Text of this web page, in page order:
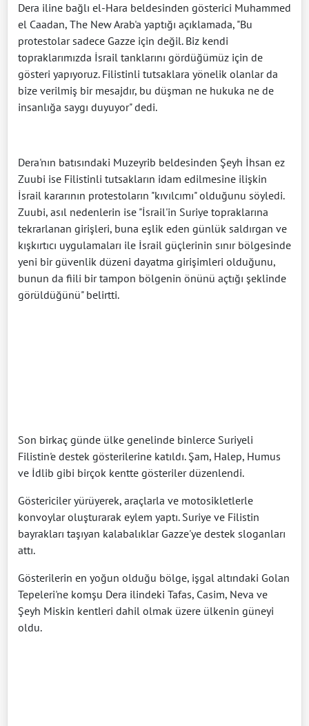
Dera iline bağlı el-Hara beldesinden gösterici Muhammed
el Caadan, The New Arab'a yaptığı açıklamada, "Bu
protestolar sadece Gazze için değil. Biz kendi
topraklarımızda İsrail tanklarını gördüğümüz için de
gösteri yapıyoruz. Filistinli tutsaklara yönelik olanlar da
bize verilmiş bir mesajdır, bu düşman ne hukuka ne de
insanlığa saygı duyuyor" dedi.
Dera'nın batısındaki Muzeyrib beldesinden Şeyh İhsan ez
Zuubi ise Filistinli tutsakların idam edilmesine ilişkin
İsrail kararının protestoların "kıvılcımı" olduğunu söyledi.
Zuubi, asıl nedenlerin ise "İsrail'in Suriye topraklarına
tekrarlanan girişleri, buna eşlik eden günlük saldırgan ve
kışkırtıcı uygulamaları ile İsrail güçlerinin sınır bölgesinde
yeni bir güvenlik düzeni dayatma girişimleri olduğunu,
bunun da fiili bir tampon bölgenin önünü açtığı şeklinde
görüldüğünü" belirtti.
Son birkaç günde ülke genelinde binlerce Suriyeli
Filistin'e destek gösterilerine katıldı. Şam, Halep, Humus
ve İdlib gibi birçok kentte gösteriler düzenlendi.
Göstericiler yürüyerek, araçlarla ve motosikletlerle
konvoylar oluşturarak eylem yaptı. Suriye ve Filistin
bayrakları taşıyan kalabalıklar Gazze'ye destek sloganları
attı.
Gösterilerin en yoğun olduğu bölge, işgal altındaki Golan
Tepeleri'ne komşu Dera ilindeki Tafas, Casim, Neva ve
Şeyh Miskin kentleri dahil olmak üzere ülkenin güneyi
oldu.